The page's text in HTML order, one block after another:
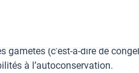
(c’est-à-dire de
à l’autoconservation.